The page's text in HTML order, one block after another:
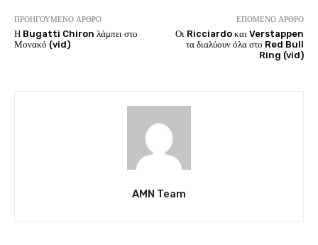
ΠΡΟΗΓΟΎΜΕΝΟ ΆΡΘΡΟ
Η Bugatti Chiron λάμπει στο
Μονακό (vid)
ΕΠΌΜΕΝΟ ΆΡΘΡΟ
Οι Ricciardo και Verstappen
τα διαλύουν όλα στο Red Bull
Ring (vid)
AMN Team